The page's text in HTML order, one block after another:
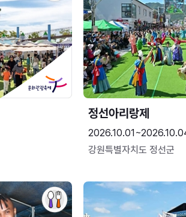
정선아리랑제
강원특별자치도 정선군